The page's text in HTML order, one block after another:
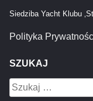
Siedziba Yacht Klubu
Polityka
SZUKAJ
Szukaj: